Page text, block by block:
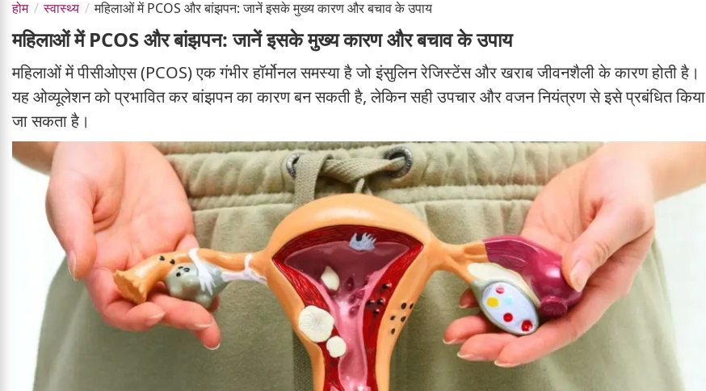
होम स्वास्थ्य महिलाओं में PCOS और बांझपन: जानें इसके मुख्य कारण और बचाव के उपाय
महिलाओं में PCOS और बांझपन: जानें इसके मुख्य कारण और बचाव के उपाय
महिलाओं में पीसीओएस (PCOS) एक गंभीर हॉर्मोनल समस्या है जो इंसुलिन रेजिस्टेंस और खराब जीवनशैली के कारण होती है।
यह ओव्यूलेशन को प्रभावित कर बांझपन का कारण बन सकती है, लेकिन सही उपचार और वजन नियंत्रण से इसे प्रबंधित किया
जा सकता है।